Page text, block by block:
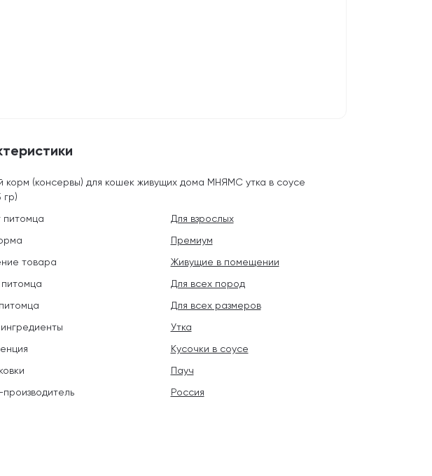
корм (консервы) для кошек живущих дома МНЯМС утка в соусе
гр)
питомца
Для взрослых
Премиум
товара
Живущие в помещении
Для всех пород
Для всех размеров
Утка
Кусочки в соусе
Пауч
Россия